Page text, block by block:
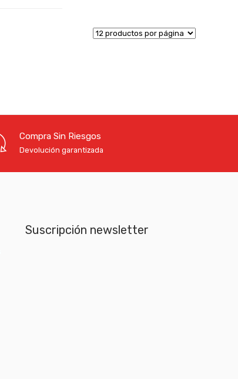
Compra Sin Riesgos
Devolución garantizada
Suscripción newsletter